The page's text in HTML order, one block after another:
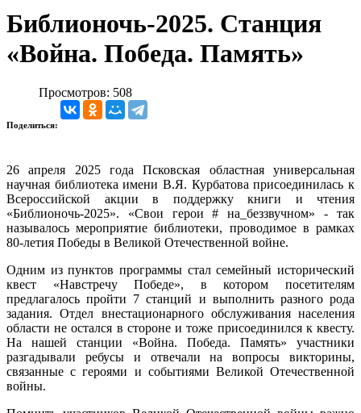
Библионочь-2025. Станция
«Война. Победа. Память»
Просмотров: 508
Поделиться:
26 апреля 2025 года Псковская областная универсальная
научная библиотека имени В.Я. Курбатова присоединилась к
Всероссийской акции в поддержку книги и чтения
«Библионочь-2025». «Свои герои # на_беззвучном» - так
называлось мероприятие библиотеки, проводимое в рамках
80-летия Победы в Великой Отечественной войне.
Одним из пунктов программы стал семейный исторический
квест «Навстречу Победе», в котором посетителям
предлагалось пройти 7 станций и выполнить разного рода
задания. Отдел внестационарного обслуживания населения
области не остался в стороне и тоже присоединился к квесту.
На нашей станции «Война. Победа. Память» участники
разгадывали ребусы и отвечали на вопросы викторины,
связанные с героями и событиями Великой Отечественной
войны.